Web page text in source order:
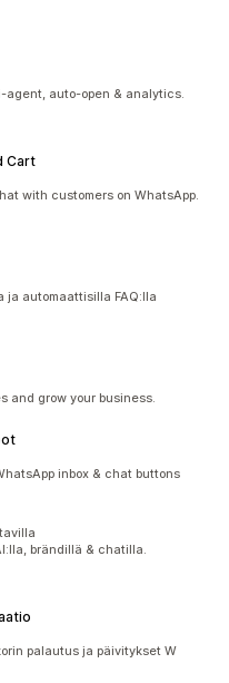
auto-open & analytics.
Cart
with customers on WhatsApp.
automaattisilla FAQ:lla
and grow your business.
inbox & chat buttons
brändillä & chatilla.
palautus ja päivitykset W